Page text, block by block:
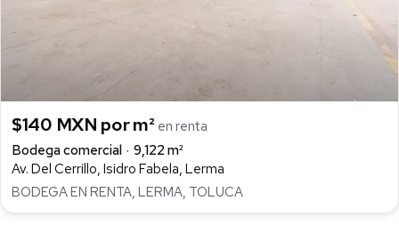
$140 MXN por m² en renta
Bodega comercial
9,122 m²
Av. Del Cerrillo, Isidro Fabela, Lerma
BODEGA EN RENTA, LERMA, TOLUCA